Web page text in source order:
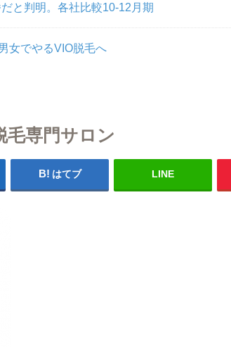
と判明。各社比較10-12月期
女でやるVIO脱毛へ
毛専門サロン
はてブ LINE